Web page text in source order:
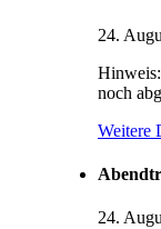
24.
noch
Weitere
24.